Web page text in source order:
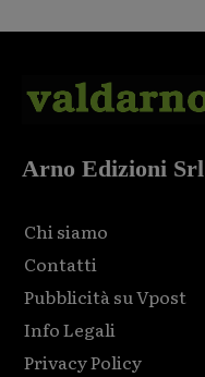
Arno Edizioni Srl
Chi siamo
Contatti
Pubblicità su Vpost
Info Legali
Privacy Policy